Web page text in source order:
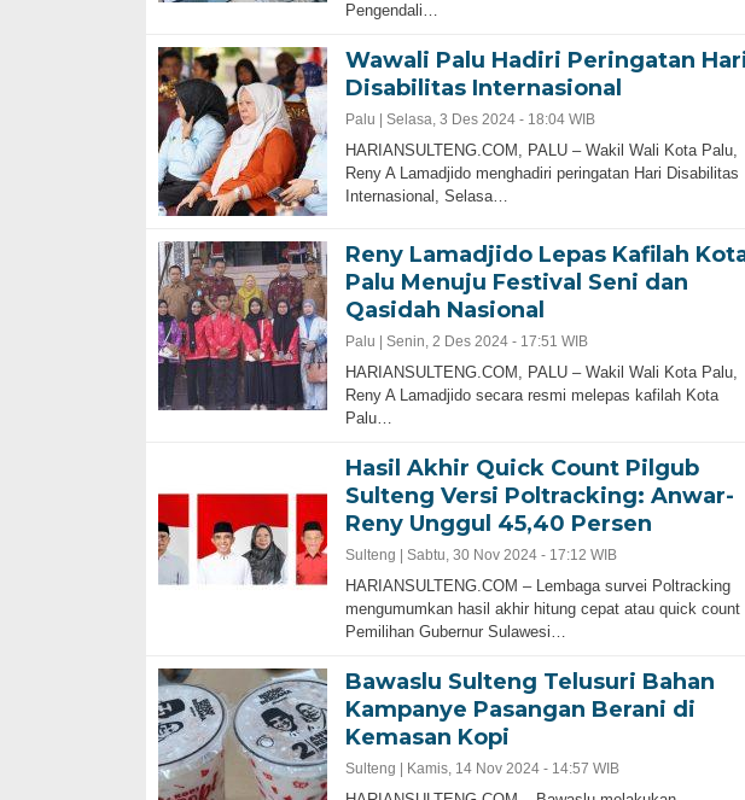
Pengendali…
Wawali Palu Hadiri Peringatan
Disabilitas Internasional
Palu | Selasa, 3 Des 2024 - 18:04 WIB
HARIANSULTENG.COM, PALU – Wakil Wali Kota Palu,
Reny A Lamadjido menghadiri peringatan Hari Disabilitas
Internasional, Selasa…
Reny Lamadjido Lepas Kafilah
Palu Menuju Festival Seni dan
Qasidah Nasional
Palu | Senin, 2 Des 2024 - 17:51 WIB
HARIANSULTENG.COM, PALU – Wakil Wali Kota Palu,
Reny A Lamadjido secara resmi melepas kafilah Kota
Palu…
Hasil Akhir Quick Count Pilgub
Sulteng Versi Poltracking: Anwar-
Reny Unggul 45,40 Persen
Sulteng | Sabtu, 30 Nov 2024 - 17:12 WIB
HARIANSULTENG.COM – Lembaga survei Poltracking
mengumumkan hasil akhir hitung cepat atau quick count
Pemilihan Gubernur Sulawesi…
Bawaslu Sulteng Telusuri Bahan
Kampanye Pasangan Berani di
Kemasan Kopi
Sulteng | Kamis, 14 Nov 2024 - 14:57 WIB